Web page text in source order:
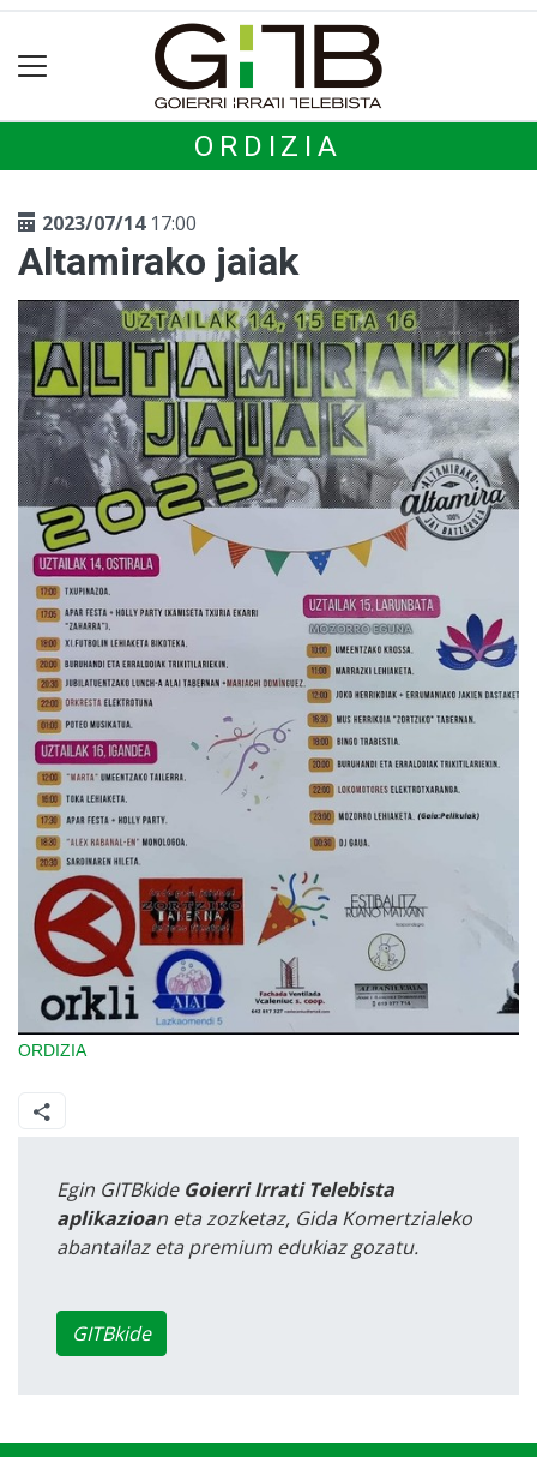
ORDIZIA
2023/07/1417:00
Altamirako jaiak
ORDIZIA
Egin GITBkide Goierri Irrati Telebista
aplikazioan eta zozketaz, Gida Komertzialeko
abantailaz eta premium edukiaz gozatu.
GITBkide